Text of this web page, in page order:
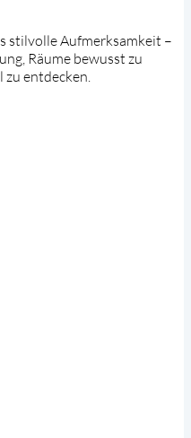
stilvolle Aufmerksamkeit –
Räume bewusst zu
entdecken.